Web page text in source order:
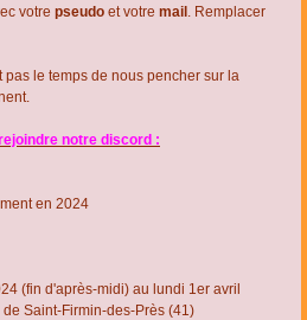
votre pseudo et votre mail . Remplacer
le temps de nous pencher sur la
notre discord :
en 2024
(fin d'après-midi) au lundi 1er avril
Saint-Firmin-des-Près (41)